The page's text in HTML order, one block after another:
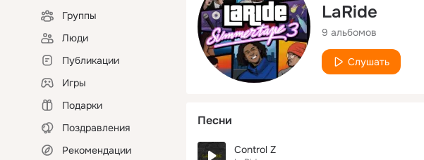
Группы
Люди
Публикации
Игры
Подарки
Поздравления
Рекомендации
LaRide
9 альбомов
Слушать
Песни
Control Z